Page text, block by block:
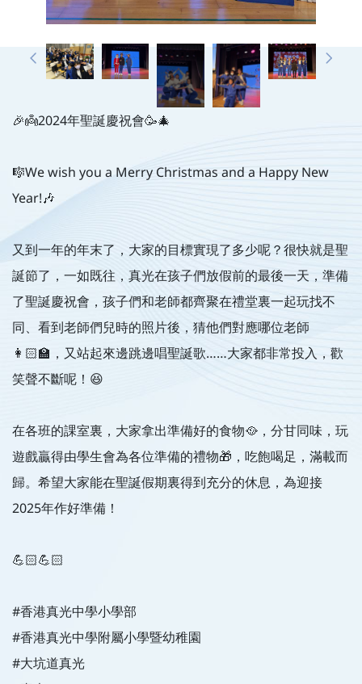
🎉👼2024年聖誕慶祝會🥳🎄
🎼We wish you a Merry Christmas and a Happy New
Year!🎶
又到一年的年末了，大家的目標實現了多少呢？很快就是聖
誕節了，一如既往，真光在孩子們放假前的最後一天，準備
了聖誕慶祝會，孩子們和老師都齊聚在禮堂裏一起玩找不
同、看到老師們兒時的照片後，猜他們對應哪位老師
👩🏻‍🏫，又站起來邊跳邊唱聖誕歌……大家都非常投入，歡
笑聲不斷呢！😆
在各班的課室裏，大家拿出準備好的食物🥘，分甘同味，玩
遊戲贏得由學生會為各位準備的禮物🎁，吃飽喝足，滿載而
歸。希望大家能在聖誕假期裏得到充分的休息，為迎接
2025年作好準備！
💪🏻💪🏻
#香港真光中學小學部
#香港真光中學附屬小學暨幼稚園
#大坑道真光